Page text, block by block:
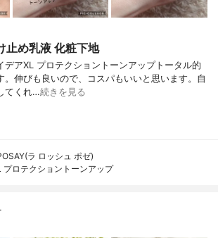
止め乳液 化粧下地
デアXL プロテクショントーンアップトータル的
。伸びも良いので、コスパもいいと思います。自
てくれ…続きを見る
ラ ロッシュ ポゼ)
プロテクショントーンアップ